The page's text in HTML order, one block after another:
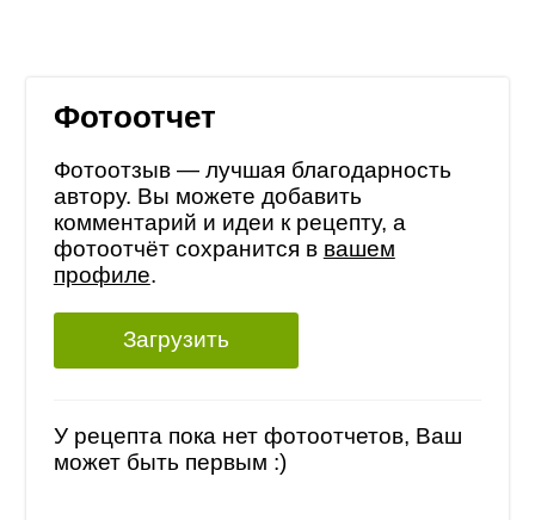
Фотоотчет
Фотоотзыв — лучшая благодарность
автору. Вы можете добавить
комментарий и идеи к рецепту, а
фотоотчёт сохранится в вашем
профиле.
Загрузить
У рецепта пока нет фотоотчетов, Ваш
может быть первым :)